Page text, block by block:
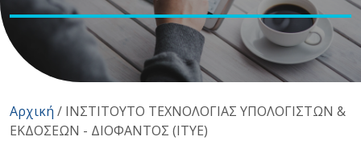
Αρχική / ΙΝΣΤΙΤΟΥΤΟ ΤΕΧΝΟΛΟΓΙΑΣ ΥΠΟΛΟΓΙΣΤΩΝ &
ΕΚΔΟΣΕΩΝ - ΔΙΟΦΑΝΤΟΣ (ΙΤΥΕ)